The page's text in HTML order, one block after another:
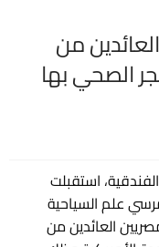
من
الصحي بها
استقبلت
علم السياحية
من المصريين العائدين من